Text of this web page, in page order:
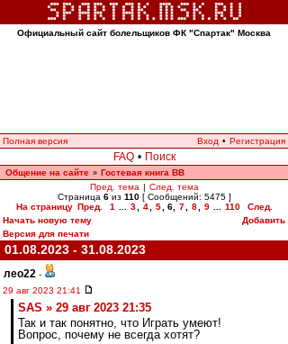
Официальный сайт болельщиков ФК "Спартак" Москва
Полная версия Вход • Регистрация
FAQ • Поиск
Общение на сайте » Гостевая книга ВВ
Пред. тема | След. тема
Страница 6из 110[ Сообщений: 5475 ]
На страницу Пред. 1 3 4 5 6, 7 8 9 110
След.
Начать новую тему
Добавить
Версия для печати
01.08.2023 - 31.08.2023
лео22 -
29 авг 2023 21:41
SAS » 29 авг 2023 21:35
Так и так понятно, что Играть умеют!
Вопрос, почему не всегда хотят?